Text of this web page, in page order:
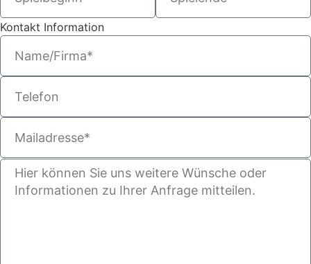
Kontakt Information